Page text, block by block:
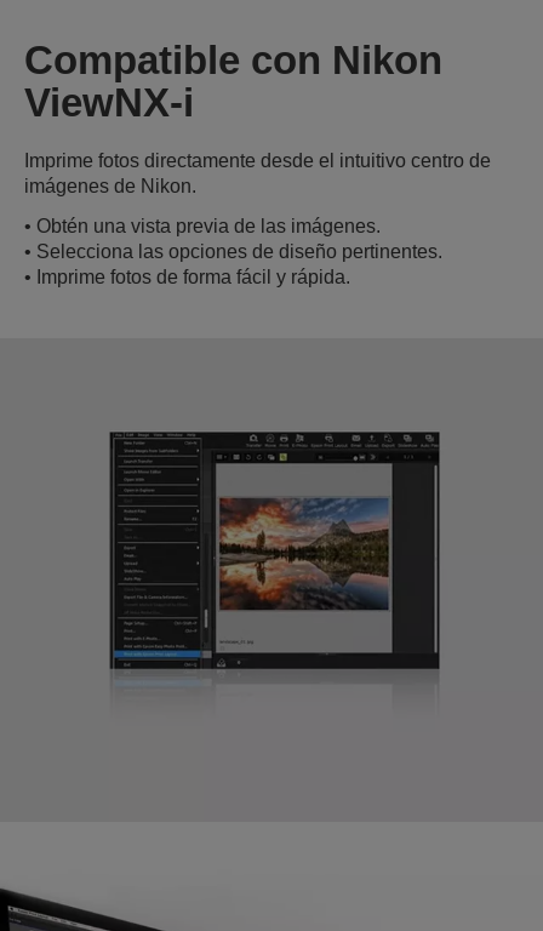
Compatible con Nikon
ViewNX-i
Imprime fotos directamente desde el intuitivo centro de
imágenes de Nikon.
• Obtén una vista previa de las imágenes.
• Selecciona las opciones de diseño pertinentes.
• Imprime fotos de forma fácil y rápida.